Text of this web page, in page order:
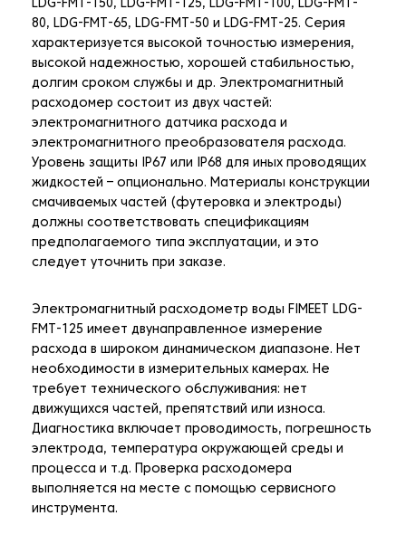
LDG-FMT-150, LDG-FMT-125, LDG-FMT-100, LDG-FMT-
80, LDG-FMT-65, LDG-FMT-50 и LDG-FMT-25. Серия
характеризуется высокой точностью измерения,
высокой надежностью, хорошей стабильностью,
долгим сроком службы и др. Электромагнитный
расходомер состоит из двух частей:
электромагнитного датчика расхода и
электромагнитного преобразователя расхода.
Уровень защиты IP67 или IP68 для иных проводящих
жидкостей – опционально. Материалы конструкции
смачиваемых частей (футеровка и электроды)
должны соответствовать спецификациям
предполагаемого типа эксплуатации, и это
следует уточнить при заказе.
Электромагнитный расходометр воды FIMEET LDG-
FMT-125 имеет двунаправленное измерение
расхода в широком динамическом диапазоне. Нет
необходимости в измерительных камерах. Не
требует технического обслуживания: нет
движущихся частей, препятствий или износа.
Диагностика включает проводимость, погрешность
электрода, температура окружающей среды и
процесса и т.д. Проверка расходомера
выполняется на месте с помощью сервисного
инструмента.